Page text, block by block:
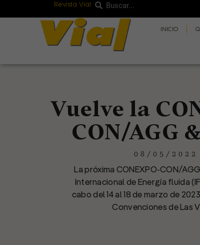
Revista Vial Buscar
Buscar
INICIO
Vuelve la
CON/AGG
08/05/2022
La próxima CONEXPO-CON/
Internacional de Energía fluida
cabo del 14 al 18 de marzo de
Convenciones de Las